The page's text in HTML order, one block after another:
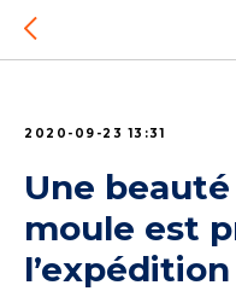
2020-09-23 13:31
Une
moule est
l’expédition